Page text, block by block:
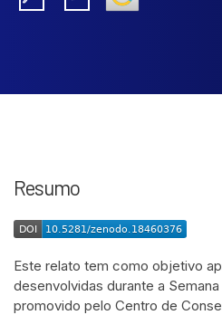
Resumo
Este relato tem como objetivo
desenvolvidas durante a
promovido pelo Centro de